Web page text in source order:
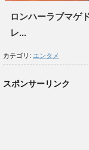
ロンハーラブマゲ
レ...
カテゴリ: エンタメ
スポンサーリンク